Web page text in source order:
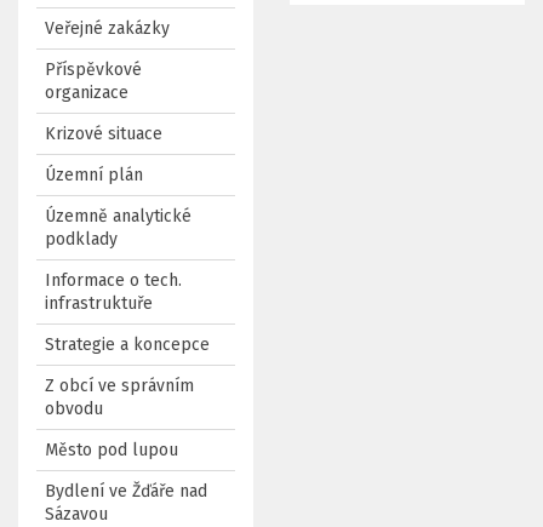
Veřejné zakázky
Příspěvkové
organizace
Krizové situace
Územní plán
Územně analytické
podklady
Informace o tech.
infrastruktuře
Strategie a koncepce
Z obcí ve správním
obvodu
Město pod lupou
Bydlení ve Žďáře nad
Sázavou